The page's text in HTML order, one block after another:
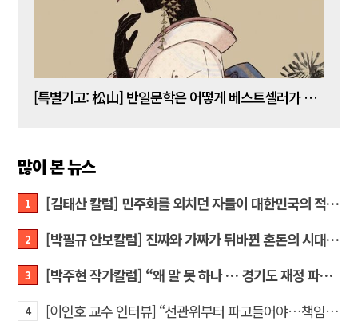
[특별기고: 松山] 반일문학은 어떻게 베스트셀러가 되는가?
많이 본 뉴스
1 [김태산 칼럼] 민주화를 외치던 자들이 대한민국의 적이고 간첩이었다
2 [박필규 안보칼럼] 진짜와 가짜가 뒤바뀐 혼돈의 시대, 안보 파탄은 막아야
3 [박주현 작가칼럼] “왜 말 못 하나 … 경기도 재정 파탄의 진짜 원인을”
4 [이인호 교수 인터뷰] “선관위부터 파고들어야…책임자 직접 고발하라”